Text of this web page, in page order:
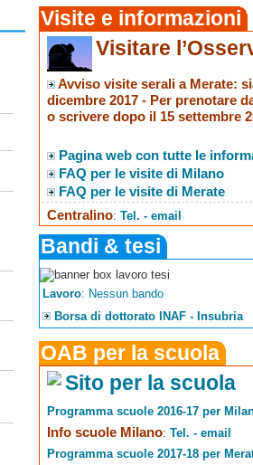
Visite e informazioni
Visitare
Avviso visite serali a Merate:
dicembre 2017 - Per prenotare
o scrivere dopo il 15 settembre
Pagina web con tutte le
FAQ per le visite di Milano
FAQ per le visite di Merate
Centralino:Tel. - email
Bandi & tesi
Lavoro: Nessun bando
Borsa di dottorato INAF - Insubria
OAB per la scuola
Sito per la scuola
Programma scuole 2016-17 per
Info scuole Milano:Tel. - email
Programma scuole 2017-18 per